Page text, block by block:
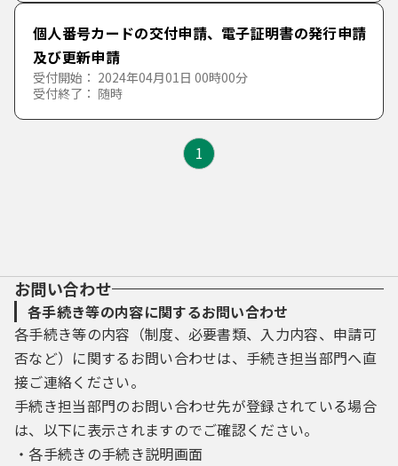
結婚・離婚
引越し
マイナンバーカード
環境・公害
産業廃棄物
子育て
高齢者
民生委員
障害者
介護
相談窓口
保険年金・税金
国民年金
原爆と平和・被爆者援護
健康・医療
食品衛生
生活衛生
環境衛生
産業支援
企業立地
起業
農林水産業
地域社会（市民活動・ボランティアなど）・まちづ
くり
市民活動・ボランティア
町内会・自治会
NPO
動物（ペット・野生動物）
観光・文化・スポーツ・レクリエーション
観光
教育・生涯学習
た ち つ て と
な行
な に
は行
ふ
ら り る れ
わ行
わ を ん
個人番号カードの交付申請、電子証明書の発行申請
及び更新申請
受付開始： 2024年04月01日 00時00分
受付終了： 随時
1
お問い合わせ
各手続き等の内容に関するお問い合わせ
各手続き等の内容（制度、必要書類、入力内容、申請可
否など）に関するお問い合わせは、手続き担当部門へ直
接ご連絡ください。
手続き担当部門のお問い合わせ先が登録されている場合
は、以下に表示されますのでご確認ください。
・各手続きの手続き説明画面